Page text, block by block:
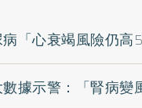
「心衰竭風險仍高
據示警：「腎病變